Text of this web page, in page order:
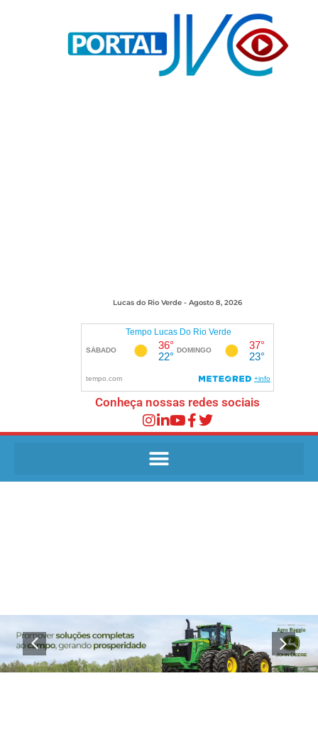
Lucas do Rio Verde - Agosto 8, 2026
Conheça nossas redes sociais